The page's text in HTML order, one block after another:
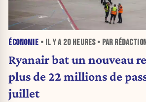
ÉCONOMIE • IL Y A 20 HEURES• PAR
Ryanair bat un nouveau
plus de 22 millions de
juillet